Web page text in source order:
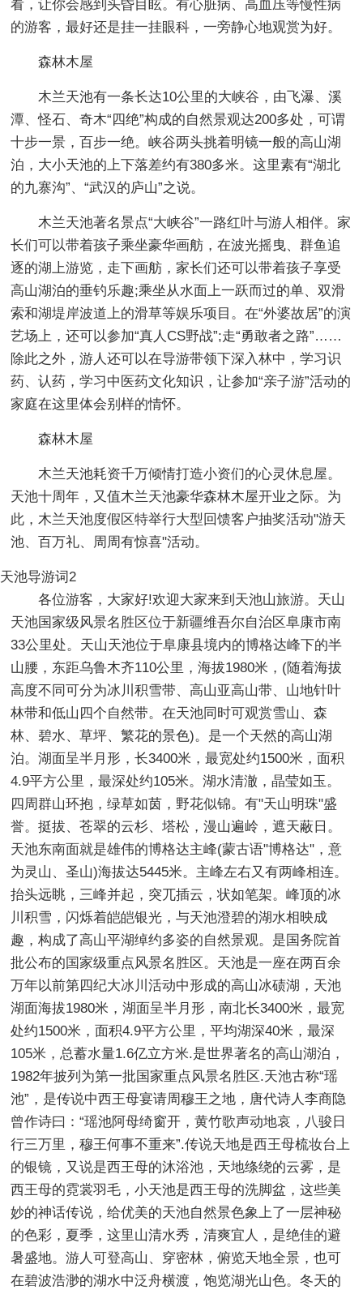
看，让你会感到头昏目眩。有心脏病、高血压等慢性病
的游客，最好还是挂一挂眼科，一旁静心地观赏为好。
森林木屋
木兰天池有一条长达10公里的大峡谷，由飞瀑、溪
潭、怪石、奇木“四绝”构成的自然景观达200多处，可谓
十步一景，百步一绝。峡谷两头挑着明镜一般的高山湖
泊，大小天池的上下落差约有380多米。这里素有“湖北
的九寨沟”、“武汉的庐山”之说。
木兰天池著名景点“大峡谷”一路红叶与游人相伴。家
长们可以带着孩子乘坐豪华画舫，在波光摇曳、群鱼追
逐的湖上游览，走下画舫，家长们还可以带着孩子享受
高山湖泊的垂钓乐趣;乘坐从水面上一跃而过的单、双滑
索和湖堤岸波道上的滑草等娱乐项目。在“外婆故居”的演
艺场上，还可以参加“真人CS野战”;走“勇敢者之路”……
除此之外，游人还可以在导游带领下深入林中，学习识
药、认药，学习中医药文化知识，让参加“亲子游”活动的
家庭在这里体会别样的情怀。
森林木屋
木兰天池耗资千万倾情打造小资们的心灵休息屋。
天池十周年，又值木兰天池豪华森林木屋开业之际。为
此，木兰天池度假区特举行大型回馈客户抽奖活动"游天
池、百万礼、周周有惊喜"活动。
天池导游词2
各位游客，大家好!欢迎大家来到天池山旅游。天山
天池国家级风景名胜区位于新疆维吾尔自治区阜康市南
33公里处。天山天池位于阜康县境内的博格达峰下的半
山腰，东距乌鲁木齐110公里，海拔1980米，(随着海拔
高度不同可分为冰川积雪带、高山亚高山带、山地针叶
林带和低山四个自然带。在天池同时可观赏雪山、森
林、碧水、草坪、繁花的景色)。是一个天然的高山湖
泊。湖面呈半月形，长3400米，最宽处约1500米，面积
4.9平方公里，最深处约105米。湖水清澈，晶莹如玉。
四周群山环抱，绿草如茵，野花似锦。有"天山明珠"盛
誉。挺拔、苍翠的云杉、塔松，漫山遍岭，遮天蔽日。
天池东南面就是雄伟的博格达主峰(蒙古语"博格达"，意
为灵山、圣山)海拔达5445米。主峰左右又有两峰相连。
抬头远眺，三峰并起，突兀插云，状如笔架。峰顶的冰
川积雪，闪烁着皑皑银光，与天池澄碧的湖水相映成
趣，构成了高山平湖绰约多姿的自然景观。是国务院首
批公布的国家级重点风景名胜区。天池是一座在两百余
万年以前第四纪大冰川活动中形成的高山冰碛湖，天池
湖面海拔1980米，湖面呈半月形，南北长3400米，最宽
处约1500米，面积4.9平方公里，平均湖深40米，最深
105米，总蓄水量1.6亿立方米.是世界著名的高山湖泊，
1982年披列为第一批国家重点风景名胜区.天池古称“瑶
池”，是传说中西王母宴请周穆王之地，唐代诗人李商隐
曾作诗曰：“瑶池阿母绮窗开，黄竹歌声动地哀，八骏日
行三万里，穆王何事不重来”.传说天地是西王母梳妆台上
的银镜，又说是西王母的沐浴池，天地绦绕的云雾，是
西王母的霓裳羽毛，小天池是西王母的洗脚盆，这些美
妙的神话传说，给优美的天池自然景色象上了一层神秘
的色彩，夏季，这里山清水秀，清爽宜人，是绝佳的避
暑盛地。游人可登高山、穿密林，俯览天地全景，也可
在碧波浩渺的湖水中泛舟横渡，饱览湖光山色。冬天的